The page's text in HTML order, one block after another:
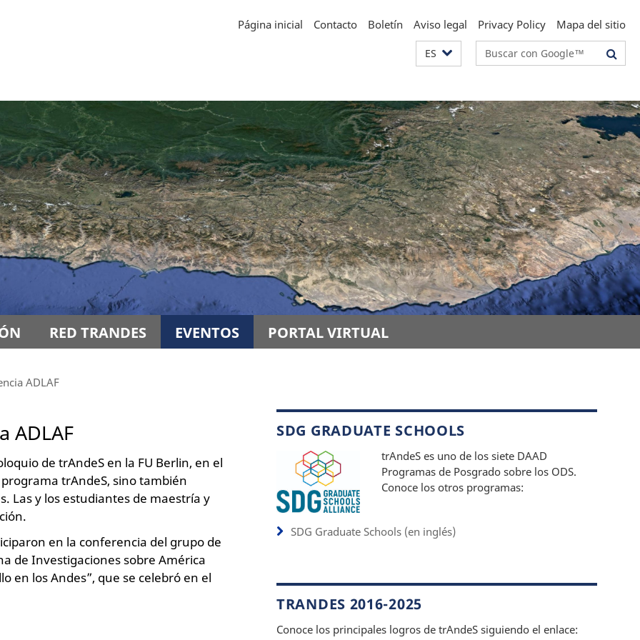
Página inicial Contacto Boletín Aviso legal Privacy Policy Mapa del sitio
ES Suchbegriffe
RED TRANDES EVENTOS PORTAL VIRTUAL
ADLAF
ADLAF
de trAndeS en la FU Berlin, en el
trAndeS, sino también
Las y los estudiantes de maestría y
en la conferencia del grupo de
de Investigaciones sobre América
en los Andes”, que se celebró en el
SDG GRADUATE SCHOOLS
trAndeS es uno de los siete DAAD
Programas de Posgrado sobre los ODS.
Conoce los otros programas:
SDG Graduate Schools (en inglés)
TRANDES 2016-2025
Conoce los principales logros de trAndeS siguiendo el enlace: